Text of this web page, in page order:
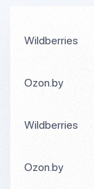
Wildberries
Ozon.by
Wildberries
Ozon.by